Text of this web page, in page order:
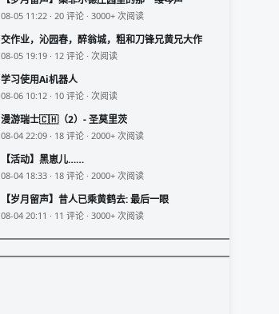
08-05 11:22 · 20 评论 · 3000+ 次阅读
交作业，沁园春，醉翁城，粗和刀锋兄黄兄大作
08-05 19:19 · 12 评论 · 次阅读
学习使用Ai机器人
08-06 10:12 · 10 评论 · 次阅读
漫游瑞士🇨🇭（2）- 圣莫里茨
08-04 22:09 · 18 评论 · 2000+ 次阅读
【活动】黑崽儿……
08-04 18:33 · 18 评论 · 2000+ 次阅读
【岁月留声】昔人已乘黄鹤去: 最后一眼
08-04 20:11 · 11 评论 · 3000+ 次阅读